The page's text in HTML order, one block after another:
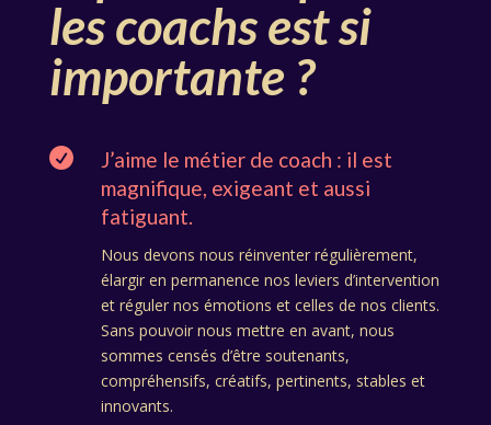
les coachs est si
importante ?

J’aime le métier de coach : il est
magnifique, exigeant et aussi
fatiguant.
Nous devons nous réinventer régulièrement,
élargir en permanence nos leviers d’intervention
et réguler nos émotions et celles de nos clients.
Sans pouvoir nous mettre en avant, nous
sommes censés d’être soutenants,
compréhensifs, créatifs, pertinents, stables et
innovants.